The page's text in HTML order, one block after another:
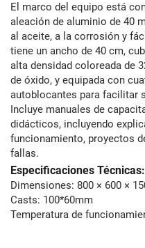
El marco del equipo está
aleación de aluminio de 40
al aceite, a la corrosión y
tiene un ancho de 40 cm,
alta densidad coloreada de
de óxido, y equipada con
autoblocantes para facilitar
Incluye manuales de
didácticos, incluyendo
funcionamiento, proyectos
fallas.
Especificaciones Técnicas:
Dimensiones: 800 × 600 ×
Casts: 100*60mm
Temperatura de